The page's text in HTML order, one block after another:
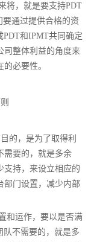
将，就是要支持PDT
要通过提供合格的资
PDT和IPMT共同确定
司整体利益的角度来
必要性。
的，是为了取得利
需要的，就是多余
支持，来设立相应的
部门设置，减少内部
和运作，要以是否满
队不需要的，就是多